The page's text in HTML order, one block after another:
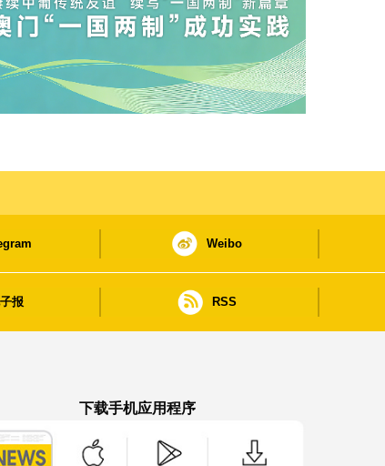
Weibo
报 RSS
下载手机应用程序